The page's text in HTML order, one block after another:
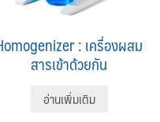
: เครื่องผสม
สารเข้าด้วยกัน
อ่านเพิ่มเติม